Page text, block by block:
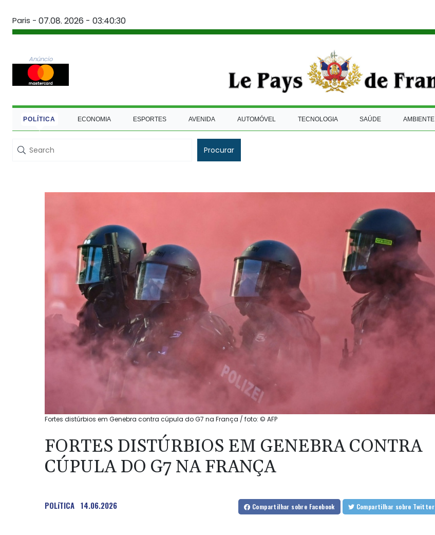
Paris - 07.08. 2026 - 03:40:31
Anúncio
POLÍTICA ECONOMIA ESPORTES AVENIDA AUTOMÓVEL TECNOLOGIA SAÚDE AMBIENTE
Procurar
Fortes distúrbios em Genebra contra cúpula do G7 na França / foto: © AFP
FORTES DISTÚRBIOS EM GENEBRA CONTRA
CÚPULA DO G7 NA FRANÇA
POLíTICA 14.06.2026 Compartilhar sobre Facebook Compartilhar sobre Twitter